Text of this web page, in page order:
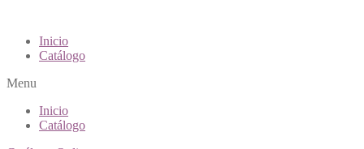
Inicio
Catálogo
Menu
Inicio
Catálogo